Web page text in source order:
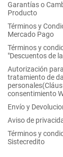
Garantías o
Producto
Términos y
Mercado Pago
Términos y
"Descuentos de
Autorización
tratamiento de
consentimiento
Envío y
Aviso de
Términos y
Sistecredito